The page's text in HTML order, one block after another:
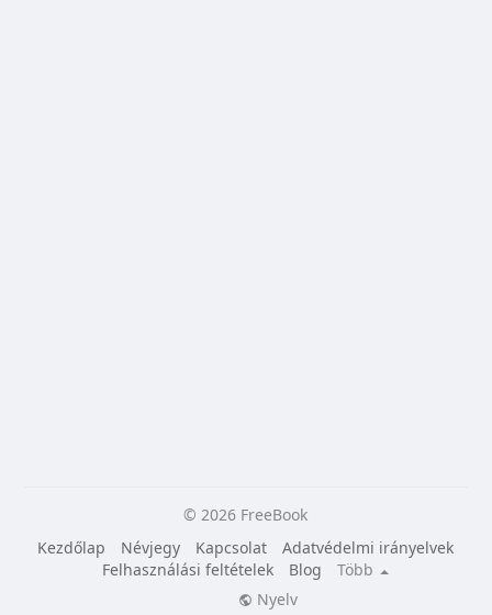
© 2026 FreeBook
Kezdőlap
Névjegy Kapcsolat
Adatvédelmi irányelvek
Felhasználási feltételek
Blog
Több
Nyelv